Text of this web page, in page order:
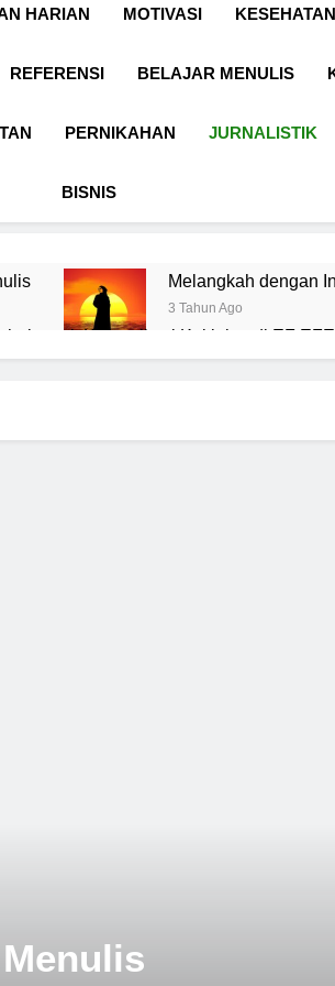
HARIAN MOTIVASI
REFERENSI BELAJAR MENULIS
PERNIKAHAN JURNALISTIK
BISNIS
Melangkah dengan
3 Tahun Ago
untuk Komunikasi Kekinian di EF
Pembelajaran